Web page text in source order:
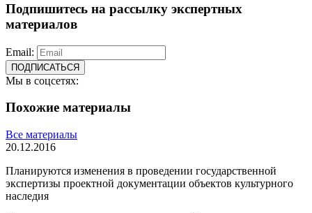
Подпишитесь на рассылку экспертных
материалов
Email:
ПОДПИСАТЬСЯ
Мы в соцсетях:
Похожие материалы
Все материалы
20.12.2016
Планируются изменения в проведении государственной
экспертизы проектной документации объектов культурного
наследия